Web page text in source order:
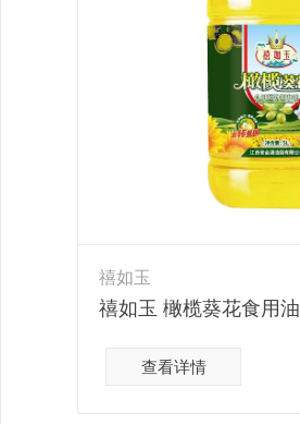
禧如玉
禧如玉 橄榄葵花食用油
查看详情